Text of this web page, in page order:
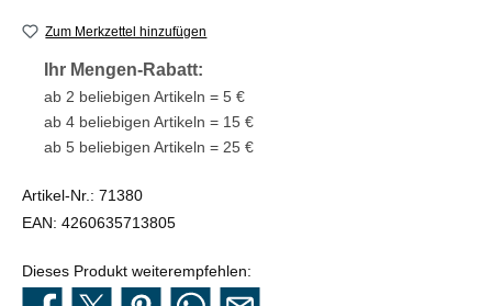
Zum Merkzettel hinzufügen
Ihr Mengen-Rabatt:
ab 2 beliebigen Artikeln = 5 €
ab 4 beliebigen Artikeln = 15 €
ab 5 beliebigen Artikeln = 25 €
Artikel-Nr.: 71380
EAN: 4260635713805
Dieses Produkt weiterempfehlen: